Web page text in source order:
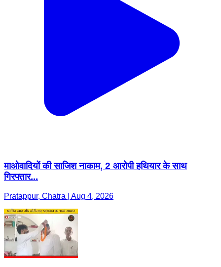
माओवादियों की साजिश नाकाम, 2 आरोपी हथियार के साथ
गिरफ्तार...
Pratappur, Chatra | Aug 4, 2026